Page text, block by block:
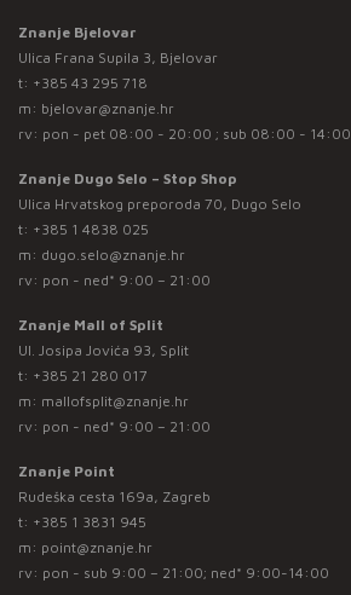
Znanje Bjelovar
Ulica Frana Supila 3, Bjelovar
t: +385 43 295 718
m: bjelovar@znanje.hr
rv: pon - pet 08:00 - 20:00 ; sub 08:00 - 14:00
Znanje Dugo Selo – Stop Shop
Ulica Hrvatskog preporoda 70, Dugo Selo
t: +385 1 4838 025
m: dugo.selo@znanje.hr
rv: pon - ned* 9:00 – 21:00
Znanje Mall of Split
Ul. Josipa Jovića 93, Split
t: +385 21 280 017
m: mallofsplit@znanje.hr
rv: pon - ned* 9:00 – 21:00
Znanje Point
Rudeška cesta 169a, Zagreb
t: +385 1 3831 945
m: point@znanje.hr
rv: pon - sub 9:00 – 21:00; ned* 9:00-14:00